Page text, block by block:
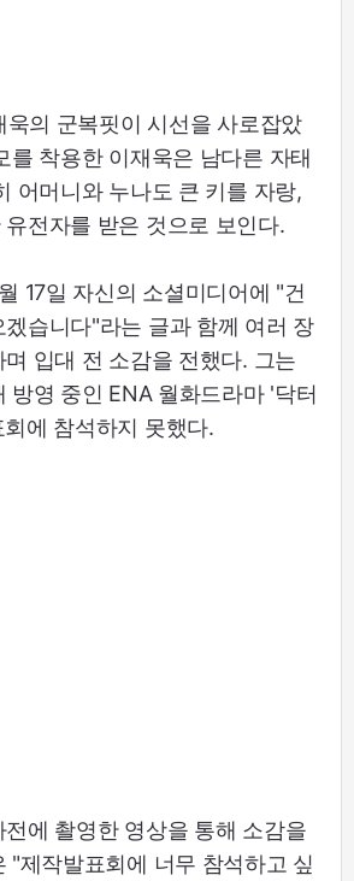
의 군복핏이 시선을 사로잡았
를 착용한 이재욱은 남다른 자태
어머니와 누나도 큰 키를 자랑,
전자를 받은 것으로 보인다.
17일 자신의 소셜미디어에 "건
습니다"라는 글과 함께 여러 장
입대 전 소감을 전했다. 그는
방영 중인 ENA 월화드라마 '닥터
에 참석하지 못했다.
에 촬영한 영상을 통해 소감을
"제작발표회에 너무 참석하고 싶